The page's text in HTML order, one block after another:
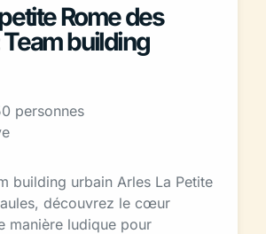
Rome des
Team building
personnes
building urbain Arles La Petite
découvrez le cœur
manière ludique pour